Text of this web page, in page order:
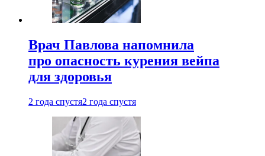
Врач Павлова напомнила
про опасность курения вейпа
для здоровья
2 года спустя2 года спустя